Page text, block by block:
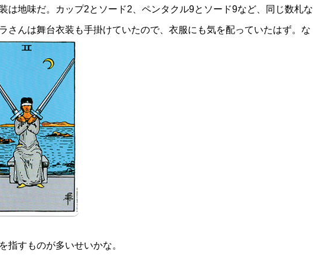
は地味だ。カップ2とソード2、ペンタクル9とソード9など、同じ数札な
さんは舞台衣装も手掛けていたので、衣服にも気を配っていたはず。な
指すものが多いせいかな。